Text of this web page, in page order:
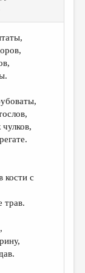
кости с
трав.